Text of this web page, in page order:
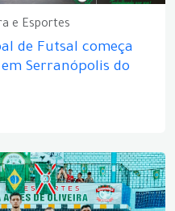
e Esportes
de Futsal começa
Serranópolis do